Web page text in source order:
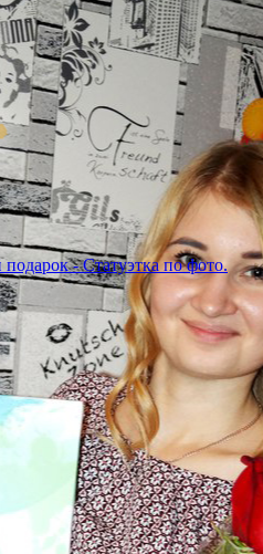
- Статуэтка по фото.